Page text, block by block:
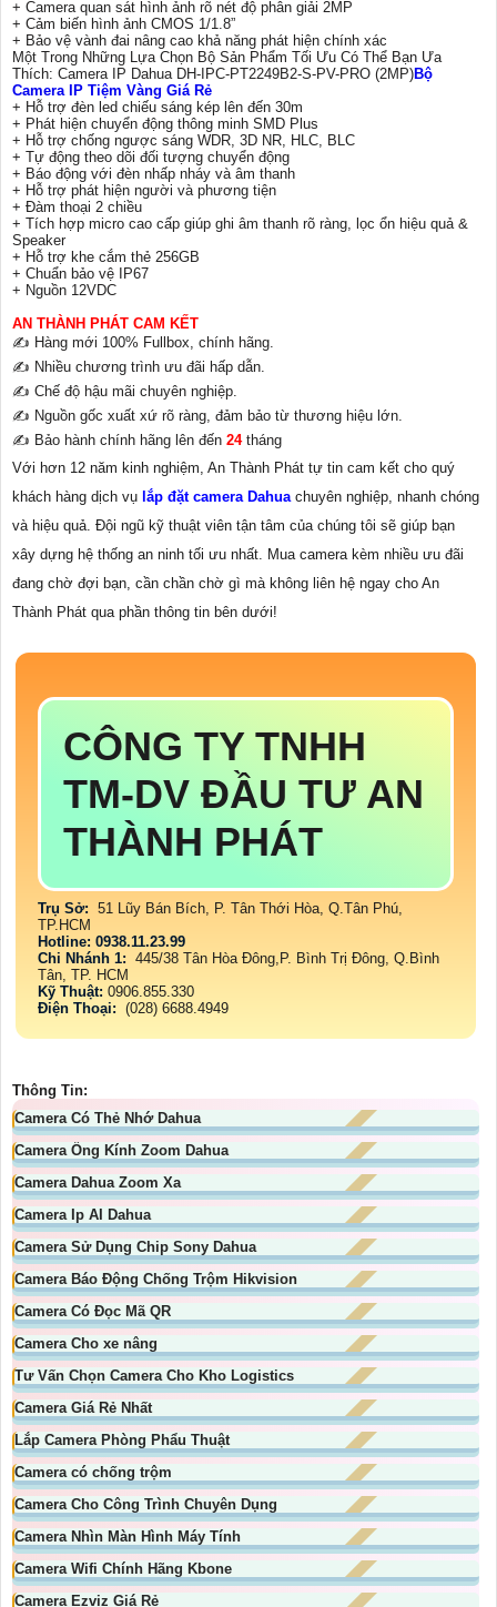
+ Camera quan sát hình ảnh rõ nét độ phân giải 2MP
+ Cảm biến hình ảnh CMOS 1/1.8”
+ Bảo vệ vành đai nâng cao khả năng phát hiện chính xác
Một Trong Những Lựa Chọn Bộ Sản Phẩm Tối Ưu Có Thể Bạn Ưa
Thích: Camera IP Dahua DH-IPC-PT2249B2-S-PV-PRO (2MP)Bộ
Camera IP Tiệm Vàng Giá Rẻ
+ Hỗ trợ đèn led chiếu sáng kép lên đến 30m
+ Phát hiện chuyển động thông minh SMD Plus
+ Hỗ trợ chống ngược sáng WDR, 3D NR, HLC, BLC
+ Tự động theo dõi đối tượng chuyển động
+ Báo động với đèn nhấp nháy và âm thanh
+ Hỗ trợ phát hiện người và phương tiện
+ Đàm thoại 2 chiều
+ Tích hợp micro cao cấp giúp ghi âm thanh rõ ràng, lọc ổn hiệu quả &
Speaker
+ Hỗ trợ khe cắm thẻ 256GB
+ Chuẩn bảo vệ IP67
+ Nguồn 12VDC
AN THÀNH PHÁT CAM KẾT
✍️ Hàng mới 100% Fullbox, chính hãng.
✍️ Nhiều chương trình ưu đãi hấp dẫn.
✍️ Chế độ hậu mãi chuyên nghiệp.
✍️ Nguồn gốc xuất xứ rõ ràng, đảm bảo từ thương hiệu lớn.
✍️ Bảo hành chính hãng lên đến 24tháng
Với hơn 12 năm kinh nghiệm, An Thành Phát tự tin cam kết cho quý
khách hàng dịch vụ lắp đặt camera Dahuachuyên nghiệp, nhanh chóng
và hiệu quả. Đội ngũ kỹ thuật viên tận tâm của chúng tôi sẽ giúp bạn
xây dựng hệ thống an ninh tối ưu nhất. Mua camera kèm nhiều ưu đãi
đang chờ đợi bạn, cần chần chờ gì mà không liên hệ ngay cho An
Thành Phát qua phần thông tin bên dưới!
CÔNG TY TNHH
TM-DV ĐẦU TƯ AN
THÀNH PHÁT
Trụ Sở: 51 Lũy Bán Bích, P. Tân Thới Hòa, Q.Tân Phú,
TP.HCM
Hotline: 0938.11.23.99
Chi Nhánh 1: 445/38 Tân Hòa Đông,P. Bình Trị Đông, Q.Bình
Tân, TP. HCM
Kỹ Thuật: 0906.855.330
Điện Thoại: (028) 6688.4949
Thông Tin:
Camera Có Thẻ Nhớ Dahua
Camera Ống Kính Zoom Dahua
Camera Dahua Zoom Xa
Camera Ip AI Dahua
Camera Sử Dụng Chip Sony Dahua
Camera Báo Động Chống Trộm Hikvision
Camera Có Đọc Mã QR
Camera Cho xe nâng
Tư Vấn Chọn Camera Cho Kho Logistics
Camera Giá Rẻ Nhất
Lắp Camera Phòng Phẩu Thuật
Camera có chống trộm
Camera Cho Công Trình Chuyên Dụng
Camera Nhìn Màn Hình Máy Tính
Camera Wifi Chính Hãng Kbone
Camera Ezviz Giá Rẻ